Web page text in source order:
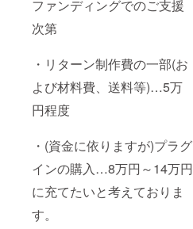
ファンディングでのご支援
次第
・リターン制作費の一部(お
よび材料費、送料等)…5万
円程度
・(資金に依りますが)プラグ
インの購入…8万円～14万円
に充てたいと考えておりま
す。